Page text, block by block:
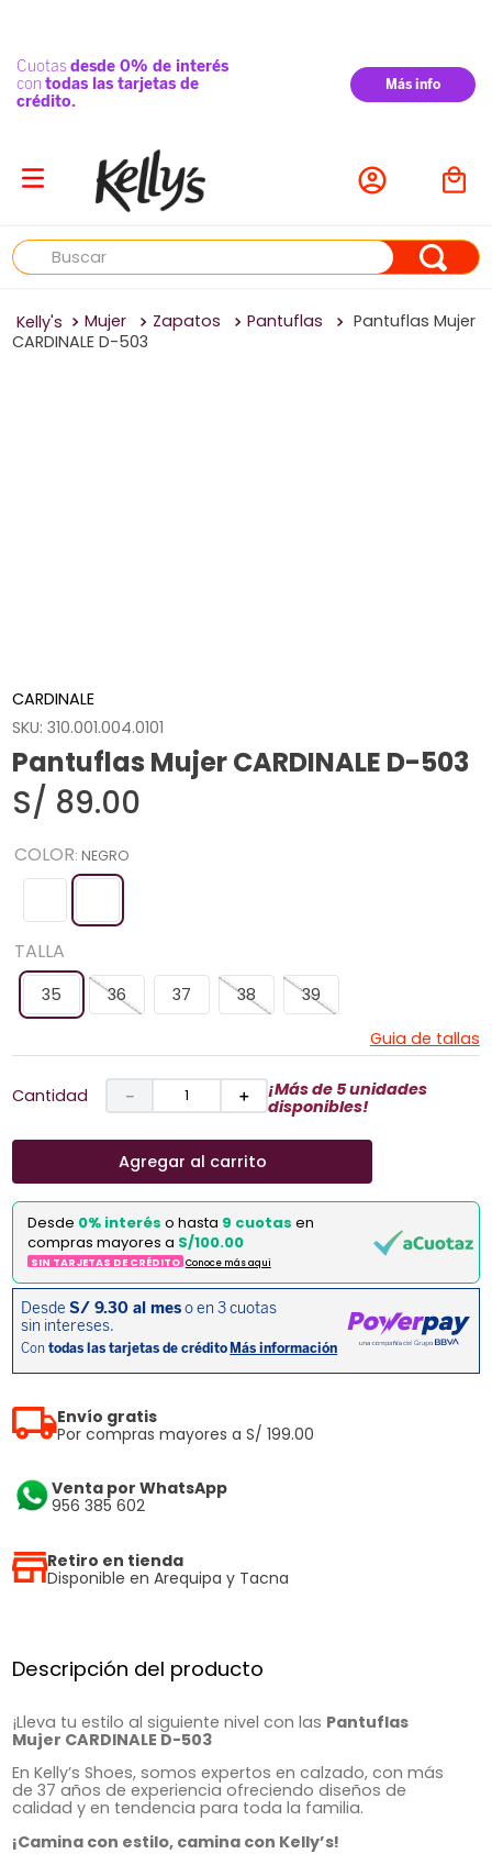
Buscar
Mujer Zapatos Pantuflas
Pantuflas Mujer
CARDINALE D-503
CARDINALE
SKU:310.001.004.0101
Pantuflas Mujer CARDINALE D-503
S/ 89.00
COLOR: NEGRO
TALLA
35 36 37 38
39
Guia de tallas
Cantidad ＋
－
¡Más de 5 unidades
disponibles!
Agregar al carrito
Desde 0% interés o hasta 9 cuotas en
compras mayores a S/100.00
SIN TARJETAS DE CRÉDITO Conoce más aqui
Envío gratis
Por compras mayores a S/ 199.00
Venta por WhatsApp
956 385 602
Retiro en tienda
Disponible en Arequipa y Tacna
Descripción del producto
¡Lleva tu estilo al siguiente nivel con las Pantuflas
Mujer CARDINALE D-503
En Kelly’s Shoes, somos expertos en calzado, con más
de 37 años de experiencia ofreciendo diseños de
calidad y en tendencia para toda la familia.
¡Camina con estilo, camina con Kelly’s!